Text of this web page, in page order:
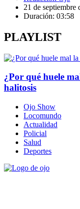
21 de septiembre
Duración: 03:58
PLAYLIST
¿Por qué huele
halitosis
Ojo Show
Locomundo
Actualidad
Policial
Salud
Deportes